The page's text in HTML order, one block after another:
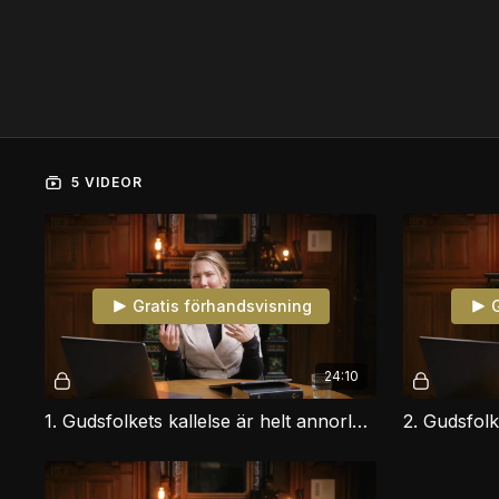
5 VIDEOR
24:10
Gratis förhandsvisning
1. Gudsfolkets kallelse är helt annorlunda - del 1